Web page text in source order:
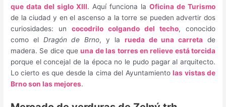
que data del siglo XIII. Aquí funciona la Oficina de Turismo
de la ciudad y en el ascenso a la torre se pueden advertir dos
curiosidades: uncocodrilo colgando del techo, conocido
como el Dragón de Brno, y la rueda de una carreta de
madera. Se dice queuna de las torres en relieve está torcida
porque el concejal de la época no le pudo pagar al arquitecto.
Lo cierto es que desde la cima del Ayuntamientolas vistas de
Brno son las mejores.